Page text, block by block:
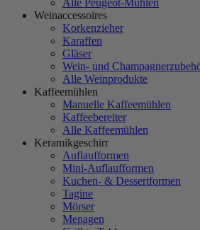
Alle Peugeot-Mühlen
Weinaccessoires
Korkenzieher
Karaffen
Gläser
Wein- und
Alle Weinprodukte
Kaffeemühlen
Manuelle Kaffeemühlen
Kaffeebereiter
Alle Kaffeemühlen
Keramikgeschirr
Auflaufformen
Mini-Auflaufformen
Kuchen- & Dessertformen
Tagine
Mörser
Menagen